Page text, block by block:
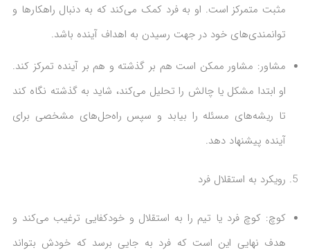
مثبت متمرکز است. او به فرد کمک می‌کند که به دنبال راهکارها و
توانمندی‌های خود در جهت رسیدن به اهداف آینده باشد.
مشاور: مشاور ممکن است هم بر گذشته و هم بر آینده تمرکز کند.
او ابتدا مشکل یا چالش را تحلیل می‌کند، شاید به گذشته نگاه کند
تا ریشه‌های مسئله را بیابد و سپس راه‌حل‌های مشخصی برای
آینده پیشنهاد دهد.
رویکرد به استقلال فرد
کوچ: کوچ فرد یا تیم را به استقلال و خودکفایی ترغیب می‌کند و
هدف نهایی این است که فرد به جایی برسد که خودش بتواند